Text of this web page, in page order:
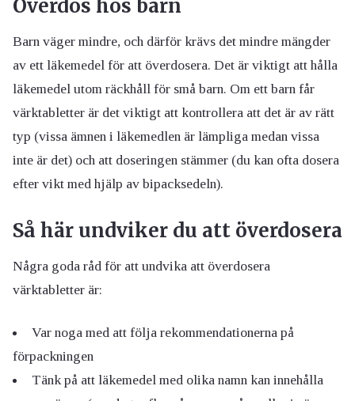
Överdos hos barn
Barn väger mindre, och därför krävs det mindre mängder
av ett läkemedel för att överdosera. Det är viktigt att hålla
läkemedel utom räckhåll för små barn. Om ett barn får
värktabletter är det viktigt att kontrollera att det är av rätt
typ (vissa ämnen i läkemedlen är lämpliga medan vissa
inte är det) och att doseringen stämmer (du kan ofta dosera
efter vikt med hjälp av bipacksedeln).
Så här undviker du att överdosera
Några goda råd för att undvika att överdosera
värktabletter är:
Var noga med att följa rekommendationerna på
förpackningen
Tänk på att läkemedel med olika namn kan innehålla